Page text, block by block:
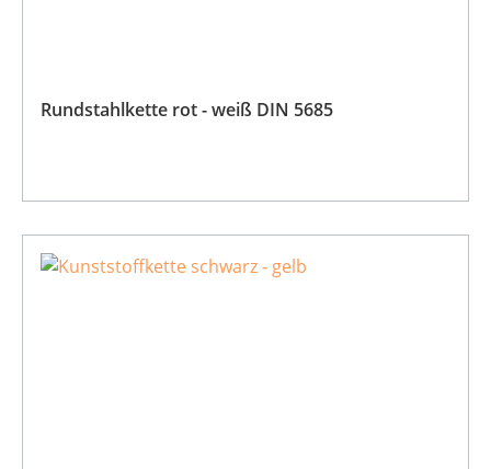
Rundstahlkette rot - weiß DIN 5685